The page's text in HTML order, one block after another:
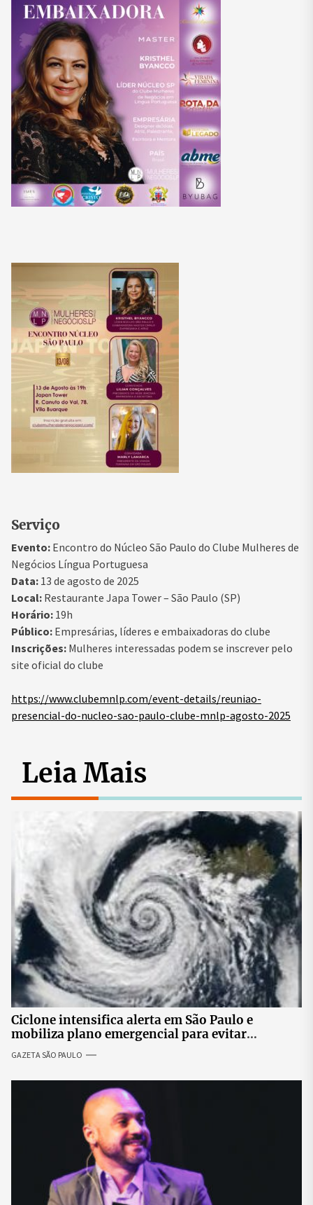
Serviço
Evento: Encontro do Núcleo São Paulo do Clube Mulheres de
Negócios Língua Portuguesa
Data: 13 de agosto de 2025
Local: Restaurante Japa Tower – São Paulo (SP)
Horário: 19h
Público: Empresárias, líderes e embaixadoras do clube
Inscrições: Mulheres interessadas podem se inscrever pelo
site oficial do clube
https://www.clubemnlp.com/event-details/reuniao-
presencial-do-nucleo-sao-paulo-clube-mnlp-agosto-2025
Leia Mais
Ciclone intensifica alerta em São Paulo e
mobiliza plano emergencial para evitar
impactos no fornecimento de energia
GAZETA SÃO PAULO